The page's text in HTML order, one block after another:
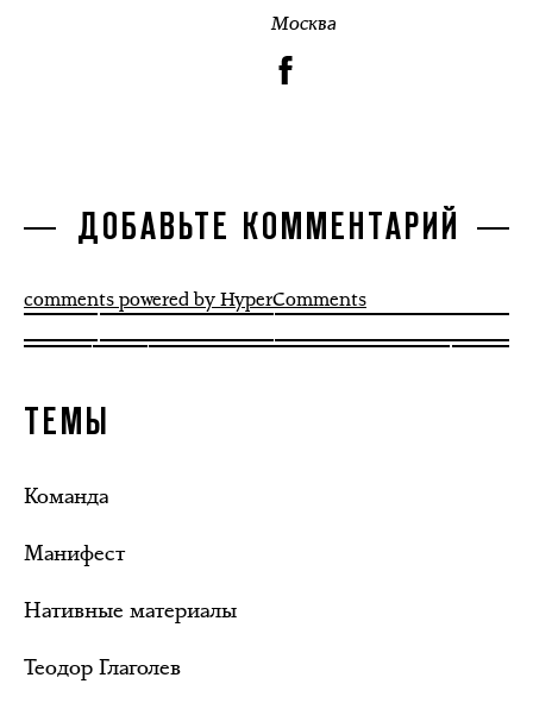
Москва
ДОБАВЬТЕ КОММЕНТАРИЙ
comments powered by HyperComments
ТЕМЫ
Команда
Манифест
Нативные материалы
Теодор Глаголев